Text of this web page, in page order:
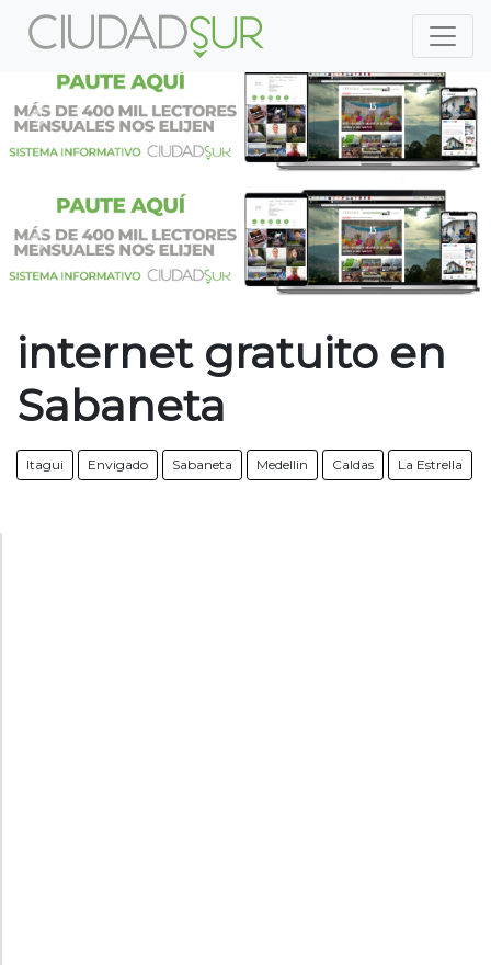
Previous
Previous
internet gratuito en
Sabaneta
Itagui Envigado Sabaneta Medellin Caldas La Estrella